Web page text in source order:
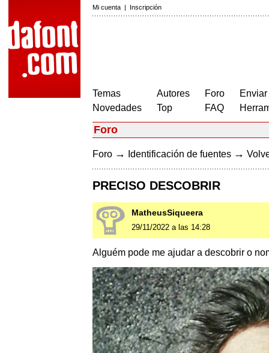
Mi cuenta | Inscripción
Temas
Novedades
Autores
Top
Foro
FAQ
Foro
Foro → Identificación de fuentes →
PRECISO DESCOBRIR
MatheusSiqueera
29/11/2022 a las 14:28
Alguém pode me ajudar a descobrir o